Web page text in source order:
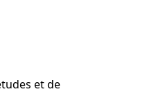
et de